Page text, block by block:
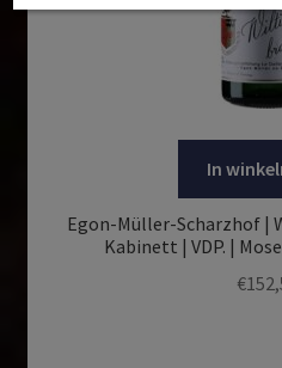
In
Egon-Müller-Scharzhof |
Kabinett | VDP. |
€